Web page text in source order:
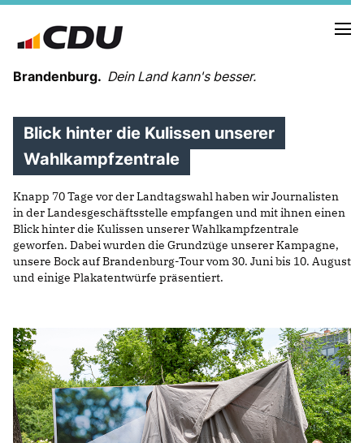
Brandenburg. Dein Land kann's besser.
MELDUNGEN
TERMINE
LANDESVORSTAND
LANDESGESCHÄFTSSTELLE
ORGANISATION
KREISVERBÄNDE
VEREINIGUNGEN UND SONDERORGANISATIONEN
PARTEIGESCHICHTE
PARTEIGERICHT
IM LANDTAG
IN DER LANDESREGIERUNG
Blick hinter die Kulissen unserer
Wahlkampfzentrale
Knapp 70 Tage vor der Landtagswahl haben wir Journalisten
in der Landesgeschäftsstelle empfangen und mit ihnen einen
Blick hinter die Kulissen unserer Wahlkampfzentrale
geworfen. Dabei wurden die Grundzüge unserer Kampagne,
unsere Bock auf Brandenburg-Tour vom 30. Juni bis 10. August
und einige Plakatentwürfe präsentiert.